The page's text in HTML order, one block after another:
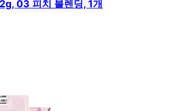
03 피치 블렌딩, 1개